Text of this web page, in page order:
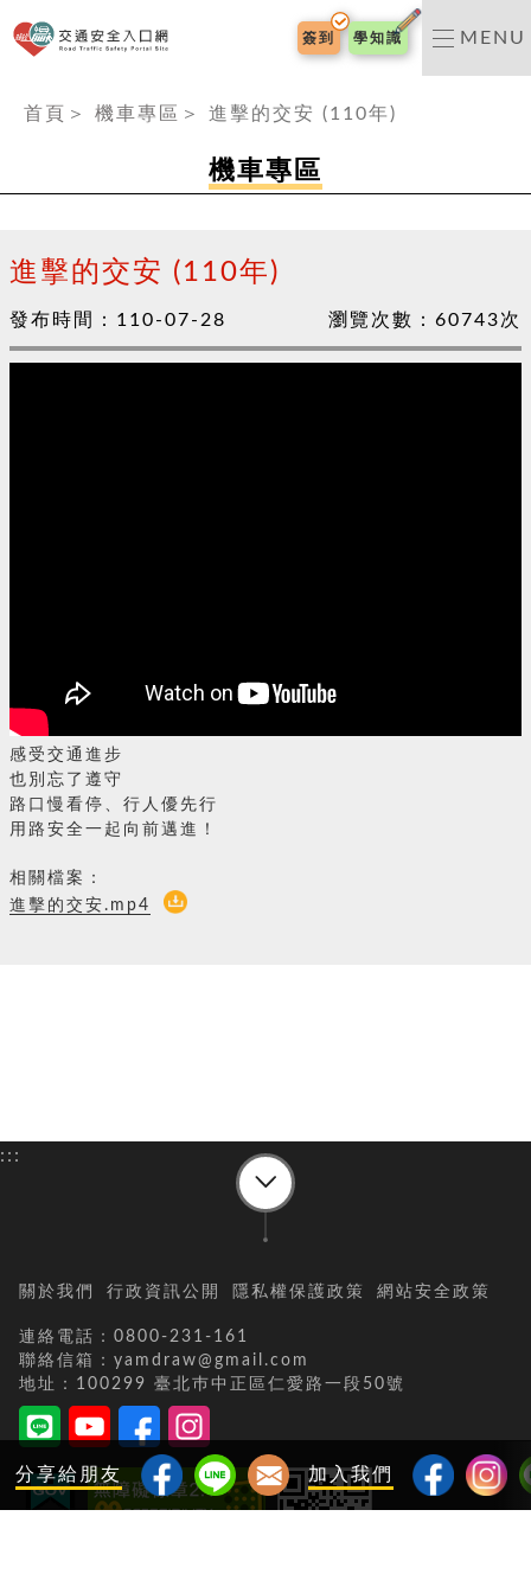
交通安全入口網
簽到 學知識 MENU
首頁 ＞ 機車專區 ＞ 進擊的交安 (110年)
機車專區
進擊的交安 (110年)
發布時間： 110-07-28 瀏覽次數： 60743次
感受交通進步
也別忘了遵守
路口慢看停、行人優先行
用路安全一起向前邁進！
相關檔案：
進擊的交安.mp4
分享給朋友 加入我們
:::
關於我們 行政資訊公開 隱私權保護政策 網站安全政策
連絡電話：0800-231-161
聯絡信箱：yamdraw@gmail.com
地址：100299 臺北巿中正區仁愛路一段50號